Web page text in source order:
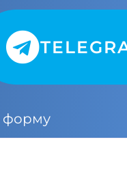
форму